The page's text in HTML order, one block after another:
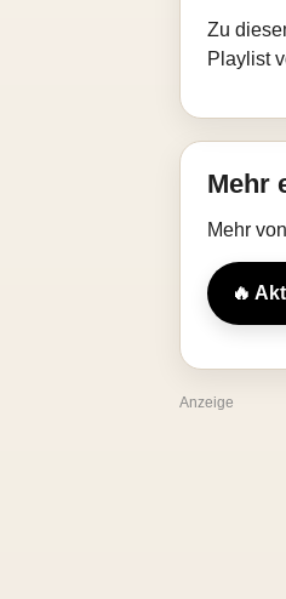
Zu
Playlist
Mehr
Mehr von
🔥
Anzeige